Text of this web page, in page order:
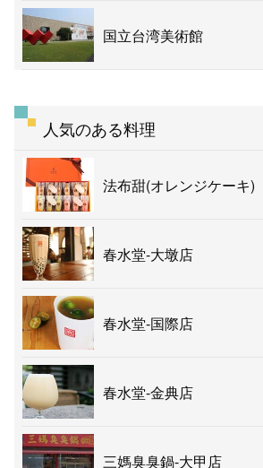
国立台湾美術館
人気のある料理
法布甜(オレンジケーキ)
春水堂-大墩店
春水堂-国際店
春水堂-金典店
三媽臭臭鍋-大甲店